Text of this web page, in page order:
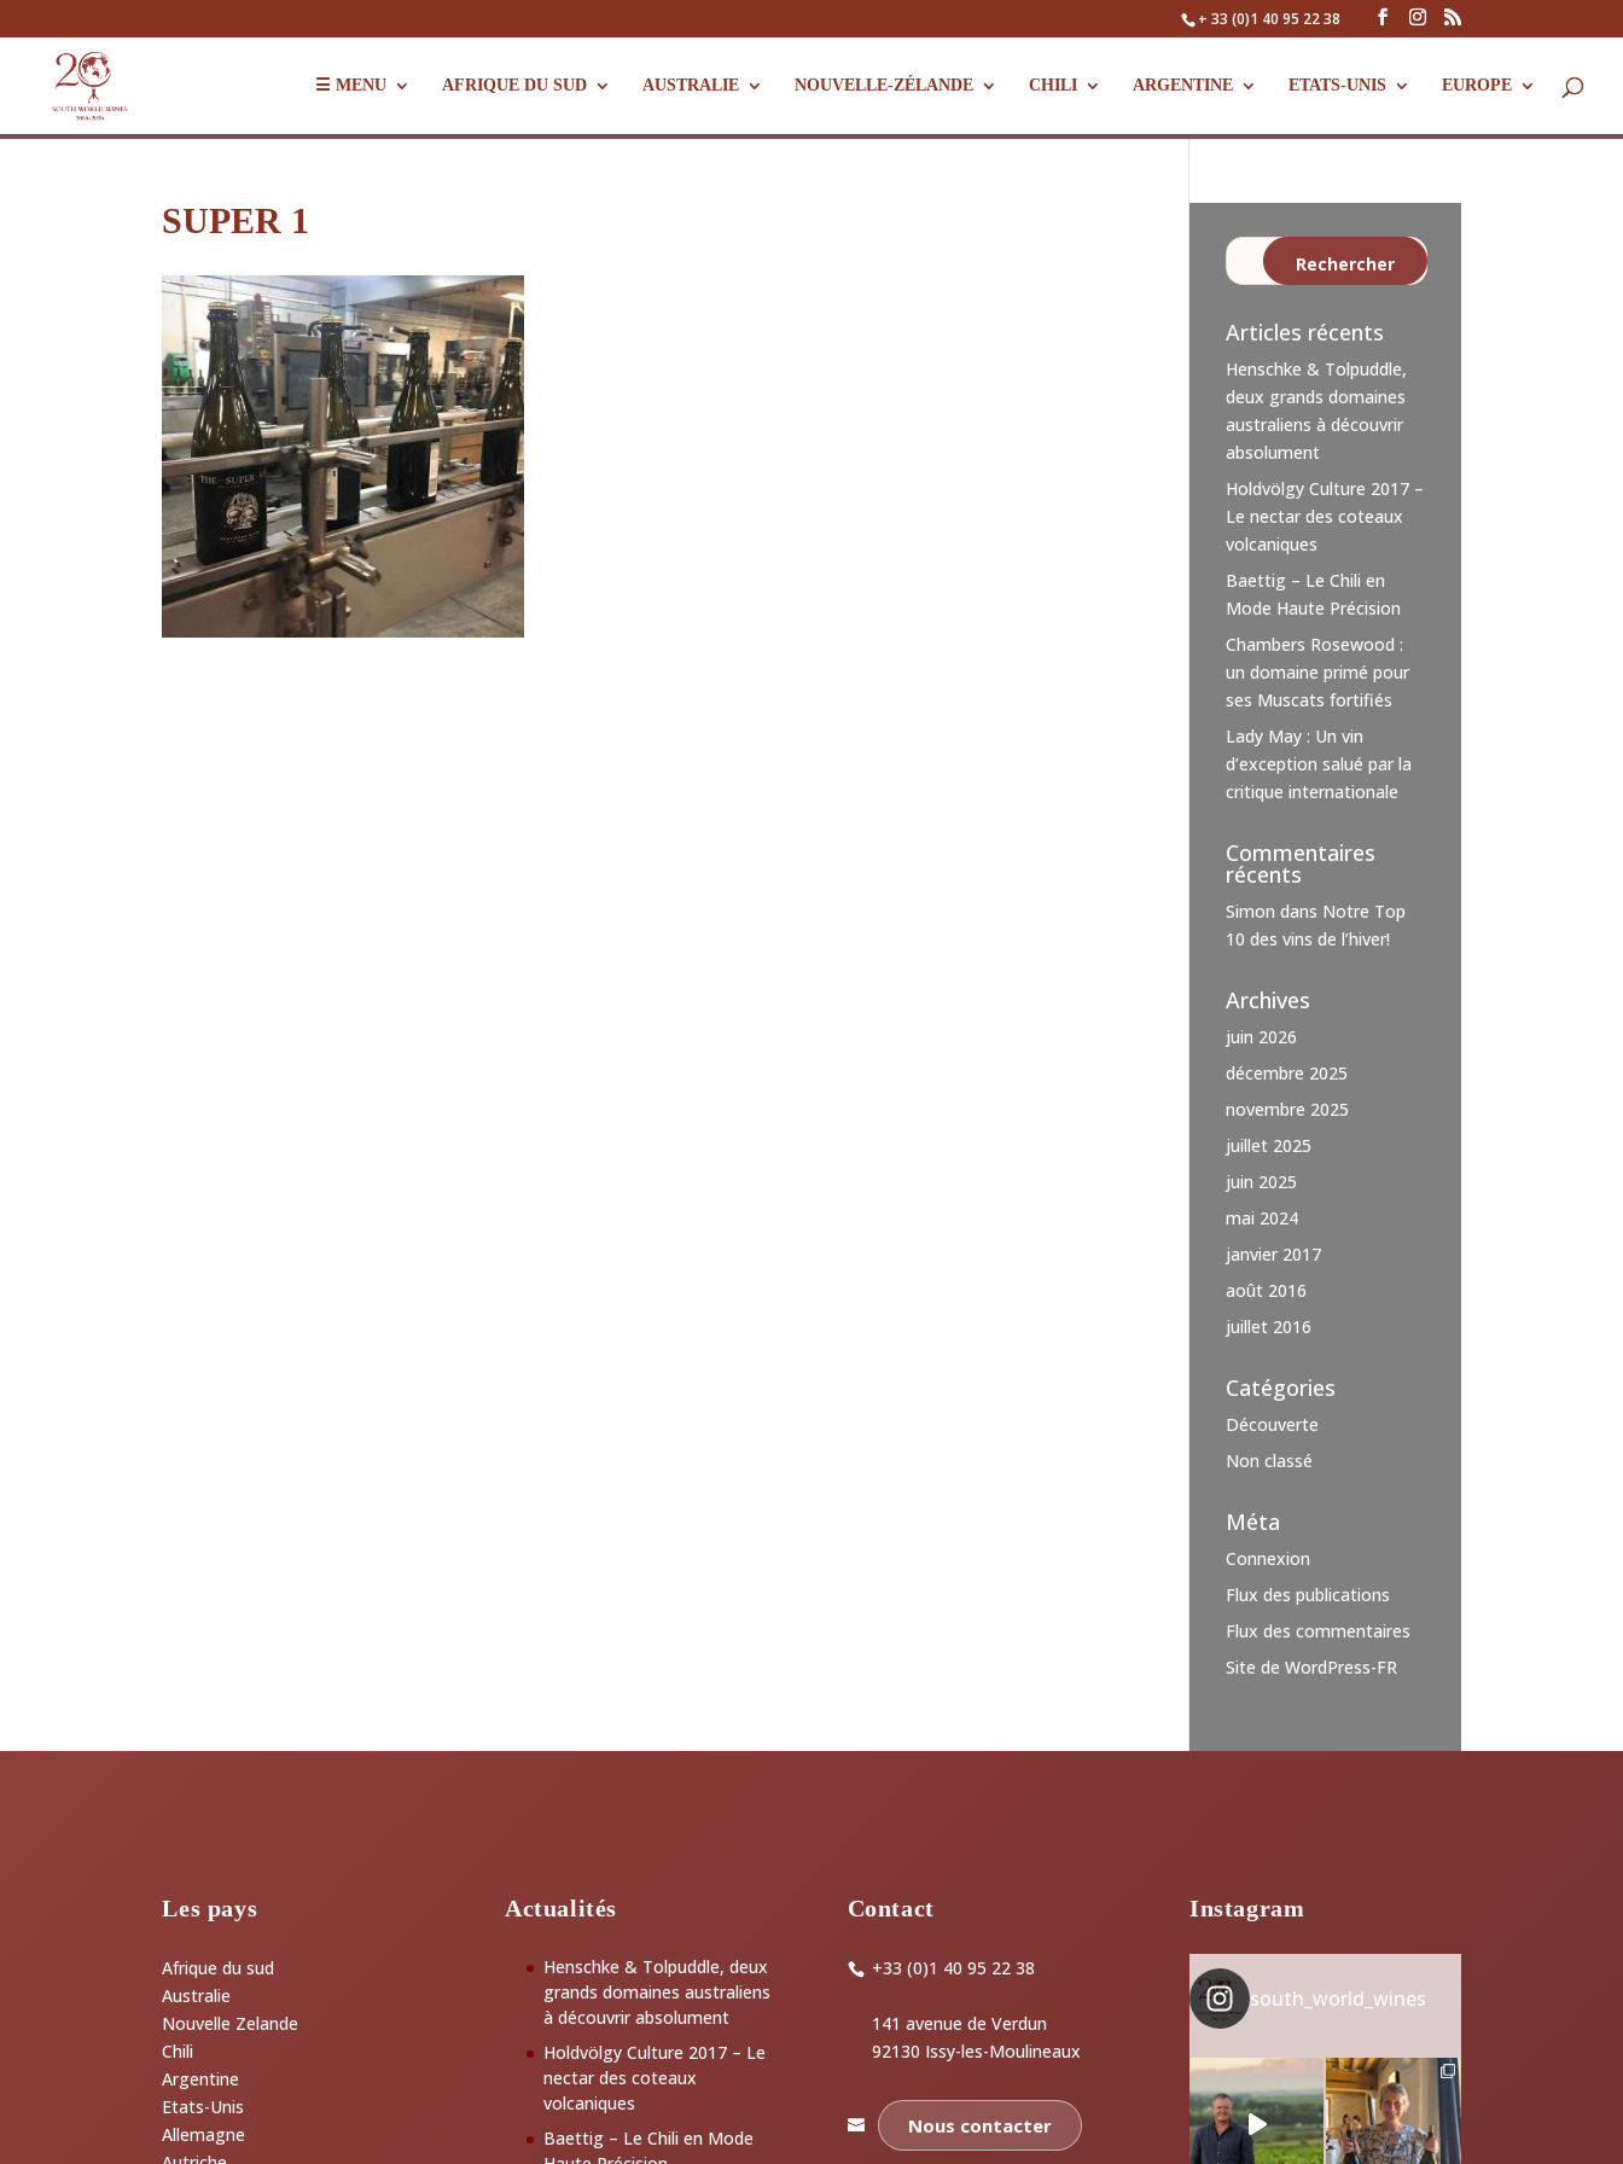
+ 33 (0)1 40 95 22 38
☰ MENU AFRIQUE DU SUD AUSTRALIE NOUVELLE-ZÉLANDE CHILI ARGENTINE ETATS-UNIS EUROPE
SUPER 1
Articles récents
Henschke & Tolpuddle,
deux grands domaines
australiens à découvrir
absolument
Holdvölgy Culture 2017 –
Le nectar des coteaux
volcaniques
Baettig – Le Chili en
Mode Haute Précision
Chambers Rosewood :
un domaine primé pour
ses Muscats fortifiés
Lady May : Un vin
d’exception salué par la
critique internationale
Commentaires
récents
Simon dans Notre Top
10 des vins de l’hiver!
Archives
juin 2026
décembre 2025
novembre 2025
juillet 2025
juin 2025
mai 2024
janvier 2017
août 2016
juillet 2016
Catégories
Découverte
Non classé
Méta
Connexion
Flux des publications
Flux des commentaires
Site de WordPress-FR
Les pays
Afrique du sud
Australie
Nouvelle Zelande
Chili
Argentine
Etats-Unis
Allemagne
Actualités
Henschke & Tolpuddle, deux
grands domaines australiens
à découvrir absolument
Holdvölgy Culture 2017 – Le
nectar des coteaux
volcaniques
Baettig – Le Chili en Mode
Contact
+33 (0)1 40 95 22 38
141 avenue de Verdun
92130 Issy-les-Moulineaux
Nous contacter
Instagram
south_world_wines